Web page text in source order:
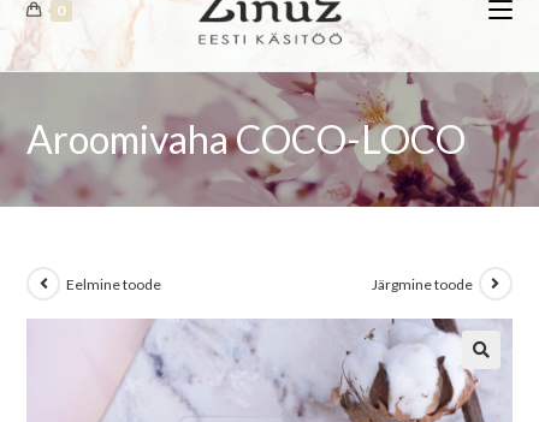
0
Aroomivaha COCO-LOCO
Eelmine toode Järgmine toode